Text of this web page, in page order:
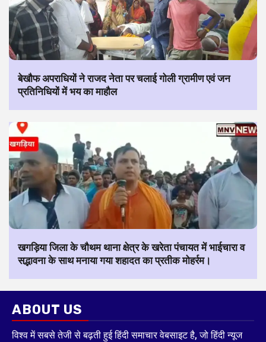
बेखौफ अपराधियों ने राजद नेता पर चलाई गोली ग्रामीण एवं जन
प्रतिनिधियों में भय का माहौल
खगड़िया जिला के चौथम थाना क्षेत्र के खरेता पंचायत में भाईचारा व
सद्भावना के साथ मनाया गया शहादत का प्रतीक मोहर्रम।
ABOUT US
विश्व में सबसे तेजी से बढ़ती हुई हिंदी समाचार वेबसाइट है, जो हिंदी न्यूज